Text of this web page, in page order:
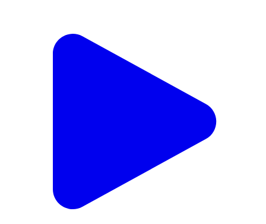
ਪਟਿਆਲਾ: ਪਟਿਆਲਾ ਫਾਊਂਡੇਸ਼ਨ ਅਤੇ ਜਿਲਾ ਪ੍ਰਸ਼ਾਸਨ ਦੇ ਸਾਂਝੇ